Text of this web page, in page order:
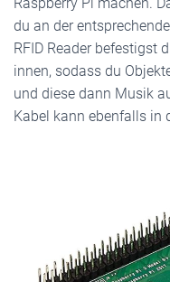
du an der
RFID Reader befestigst
innen, sodass du
und diese dann Musik
Kabel kann ebenfalls in